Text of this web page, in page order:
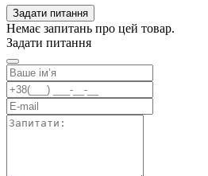
Задати питання
Немає запитань про цей товар.
Задати питання